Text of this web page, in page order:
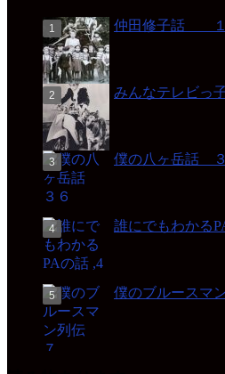
仲田修子話 １
みんなテレ
僕の八ヶ岳話
誰にでもわかる
僕のブルースマ